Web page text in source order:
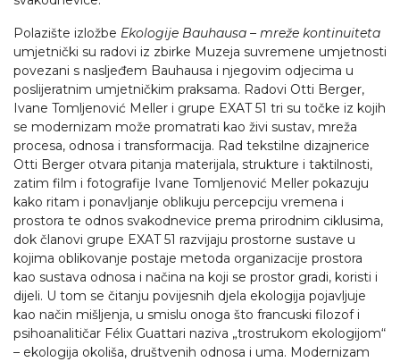
Polazište izložbe Ekologije Bauhausa – mreže kontinuiteta
umjetnički su radovi iz zbirke Muzeja suvremene umjetnosti
povezani s nasljeđem Bauhausa i njegovim odjecima u
poslijeratnim umjetničkim praksama. Radovi Otti Berger,
Ivane Tomljenović Meller i grupe EXAT 51 tri su točke iz kojih
se modernizam može promatrati kao živi sustav, mreža
procesa, odnosa i transformacija. Rad tekstilne dizajnerice
Otti Berger otvara pitanja materijala, strukture i taktilnosti,
zatim film i fotografije Ivane Tomljenović Meller pokazuju
kako ritam i ponavljanje oblikuju percepciju vremena i
prostora te odnos svakodnevice prema prirodnim ciklusima,
dok članovi grupe EXAT 51 razvijaju prostorne sustave u
kojima oblikovanje postaje metoda organizacije prostora
kao sustava odnosa i načina na koji se prostor gradi, koristi i
dijeli. U tom se čitanju povijesnih djela ekologija pojavljuje
kao način mišljenja, u smislu onoga što francuski filozof i
psihoanalitičar Félix Guattari naziva „trostrukom ekologijom“
– ekologija okoliša, društvenih odnosa i uma. Modernizam